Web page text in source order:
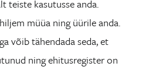
teiste kasutusse anda.
müüa ning üürile anda.
võib tähendada seda, et
ning ehitusregister on